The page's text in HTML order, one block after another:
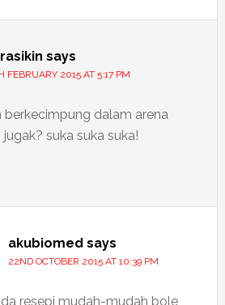
says
FEBRUARY 2015 AT 5:17 PM
berkecimpung dalam arena
suka suka suka!
akubiomed says
22ND OCTOBER 2015 AT 10:39 PM
resepi mudah-mudah bole